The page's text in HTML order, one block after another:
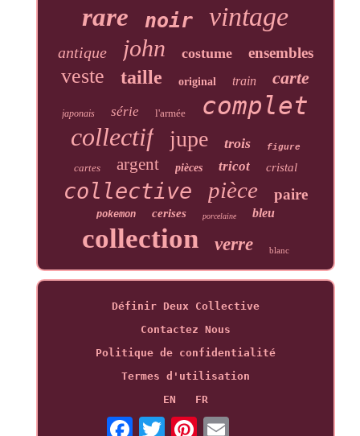
rare noir vintage
antique john costume ensembles
veste taille original train carte
japonais série l'armée
complet
collectif
jupe trois figure
cartes argent pièces tricot cristal
collective pièce paire
pokemon cerises porcelaine bleu
collection verre blanc
Définir Deux Collective
Contactez Nous
Politique de confidentialité
Termes d'utilisation
EN
FR